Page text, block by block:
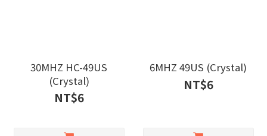
30MHZ HC-49US
(Crystal)
NT$6
6MHZ 49US (Crystal)
NT$6